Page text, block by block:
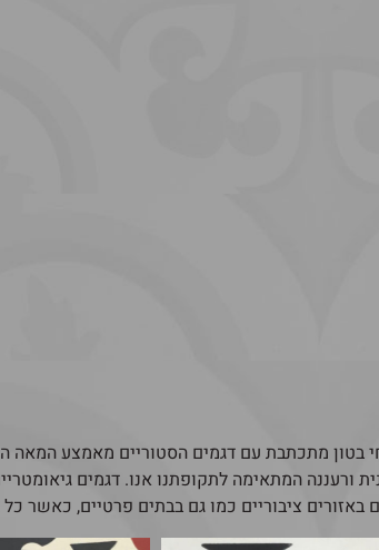
ורעננה המתאימה לתקופתנו אנו. דגמים
באזורים ציבוריים כמו גם בבתים פרטיים, כאשר